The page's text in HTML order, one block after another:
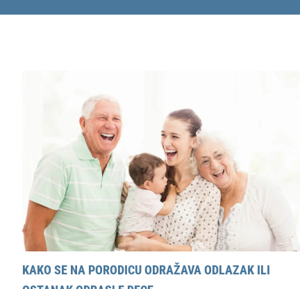
KAKO SE NA PORODICU ODRAŽAVA ODLAZAK ILI